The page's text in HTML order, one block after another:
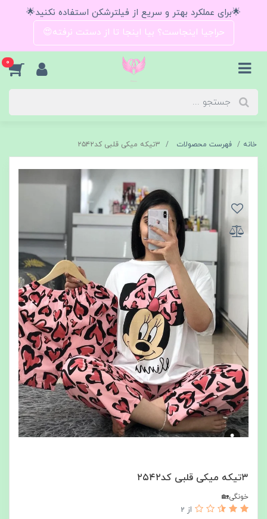
🌟برای عملکرد بهتر و سریع از فیلترشکن استفاده نکنید🌟
حراجیا اینجاست؟ بیا اینجا تا از دستت نرفته😍
0
خانه فهرست محصولات ۳تیکه میکی قلبی کد۲۵۴۲
۳تیکه میکی قلبی کد۲۵۴۲
خونگی🏡
از 2